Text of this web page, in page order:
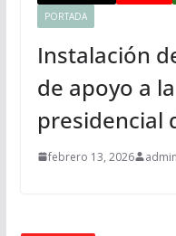
PORTADA
Instalación
de apoyo a
presidencial
febrero 13, 2026 admin